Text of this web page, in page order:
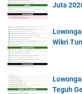
Juta
Wikri
Teguh